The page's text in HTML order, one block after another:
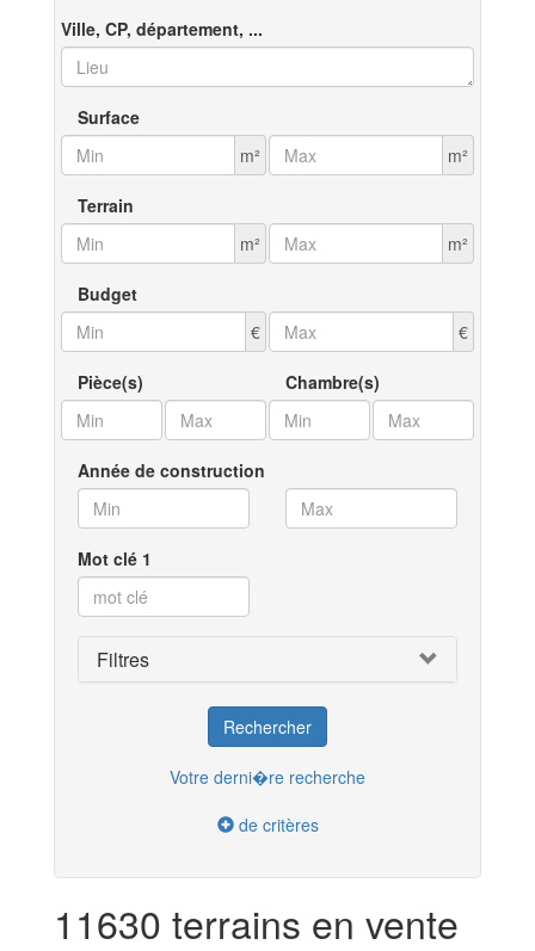
Ville, CP, département, ...
Surface
m²
m²
Terrain
m²
m²
Budget
€
€
Pièce(s) Chambre(s)
Année de construction
Mot clé 1
Filtres
Votre derni�re recherche
de critères
11630 terrains en vente